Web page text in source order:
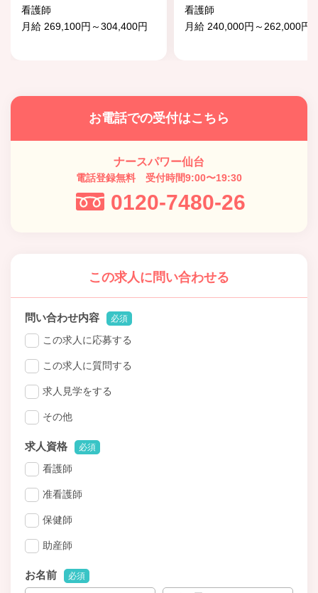
看護師
月給 269,100円～304,400円
看護師
月給 240,000円～262,000円
お電話での受付はこちら
ナースパワー仙台
電話登録無料 受付時間9:00〜19:30
0120-7480-26
この求人に問い合わせる
問い合わせ内容 必須
この求人に応募する
この求人に質問する
求人見学をする
その他
求人資格 必須
看護師
准看護師
保健師
助産師
お名前 必須